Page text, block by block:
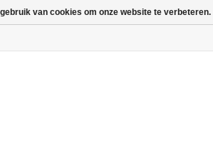
van cookies om onze website te verbeteren.